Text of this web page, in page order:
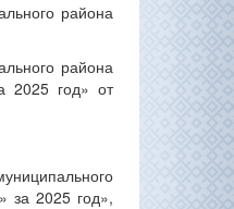
района
района
2025 год» от
за 2025 год»,